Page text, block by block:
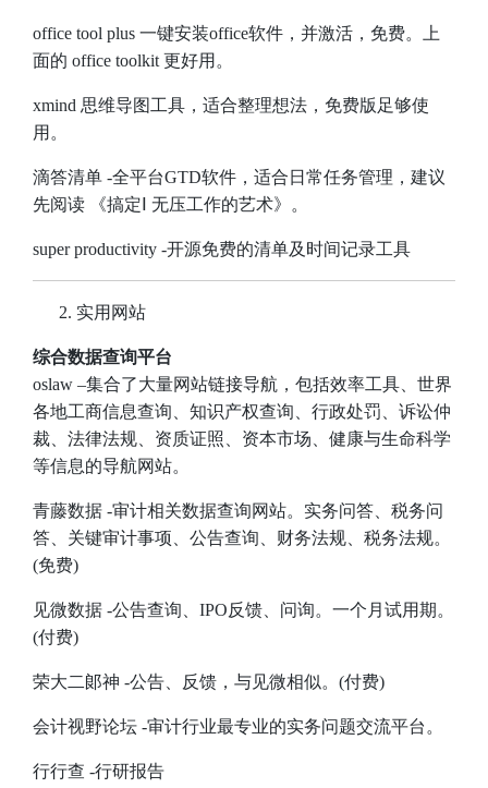
office tool plus 一键安装office软件，并激活，免费。上
面的 office toolkit 更好用。
xmind 思维导图工具，适合整理想法，免费版足够使
用。
滴答清单 -全平台GTD软件，适合日常任务管理，建议
先阅读
《搞定Ⅰ 无压工作的艺术》 。
super productivity -开源免费的清单及时间记录工具
实用网站
综合数据查询平台
oslaw –集合了大量网站链接导航，包括效率工具、世界
各地工商信息查询、知识产权查询、行政处罚、诉讼仲
裁、法律法规、资质证照、资本市场、健康与生命科学
等信息的导航网站。
青藤数据 -审计相关数据查询网站。实务问答、税务问
答、关键审计事项、公告查询、财务法规、税务法规。
(免费)
见微数据 -公告查询、IPO反馈、问询。一个月试用期。
(付费)
荣大二郞神 -公告、反馈，与见微相似。(付费)
会计视野论坛 -审计行业最专业的实务问题交流平台。
行行查 -行研报告